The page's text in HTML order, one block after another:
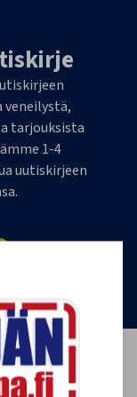
tarjouksista
1-4
uutiskirjeen